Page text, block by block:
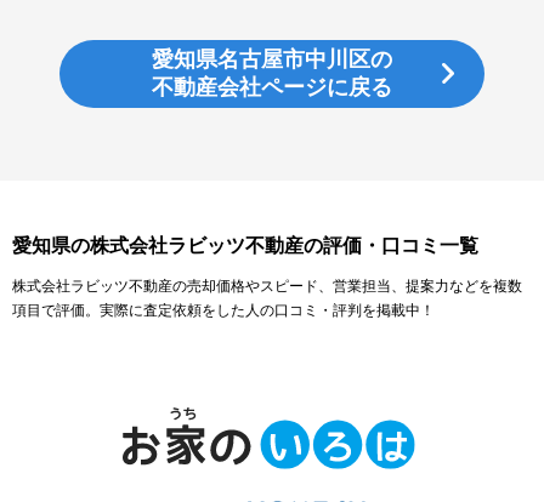
愛知県名古屋市中川区の
不動産会社ページに戻る
愛知県の株式会社ラビッツ不動産の評価・口コミ一覧
株式会社ラビッツ不動産の売却価格やスピード、営業担当、提案力などを複数
項目で評価。実際に査定依頼をした人の口コミ・評判を掲載中！